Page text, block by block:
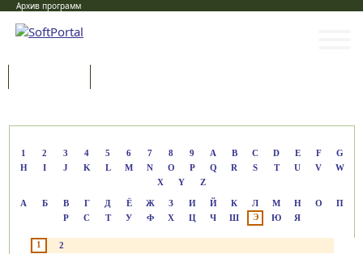
Архив программ
1 2 3 4 5 6 7 8 9 A B C D E F
G
H
I J K L M N O P Q R S T U V
W
X
Y Z
А Б В Г Д Ё Ж З И Й К Л М Н О
П
Р
С Т У Ф Х Ц Ч Ш Э Ю Я
1 2